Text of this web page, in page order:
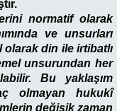
normatif olarak
ve unsurları
din ile irtibatlı
unsurundan her
Bu yaklaşım
olmayan hukukî
değişik zaman